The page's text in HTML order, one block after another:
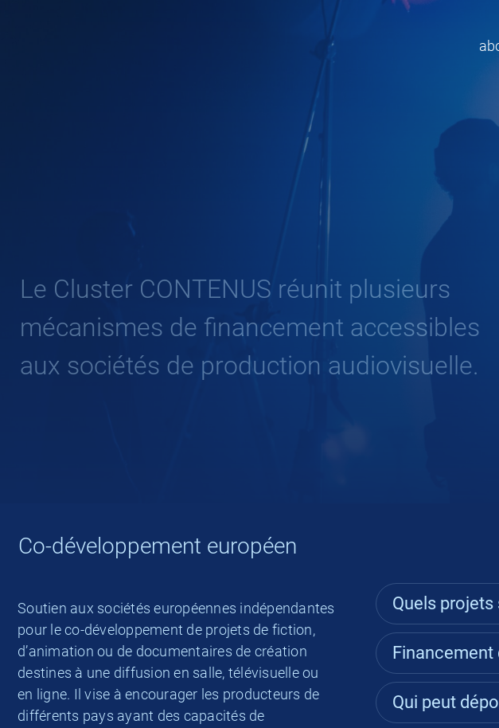
Le Cluster CONTENUS réunit plusieurs
mécanismes de financement accessibles
aux sociétés de production audiovisuelle.
Co-développement européen
Soutien aux sociétés européennes indépendantes
pour le co-développement de projets de fiction,
d’animation ou de documentaires de création
destines à une diffusion en salle, télévisuelle ou
en ligne. Il vise à encourager les producteurs de
différents pays ayant des capacités de
Quels
Financement
Qui peut